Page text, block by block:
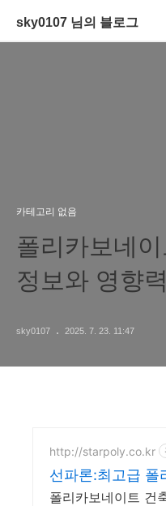
sky0107 님의 블로그
카테고리 없음
폴리카보네
정보와 영향
sky0107 2025. 7. 23. 11:47
http://starpoly.co.kr
선파론:최고급 폴
네이트
폴리카보네이트 건